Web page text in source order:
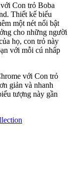
Con trỏ Boba
Thiết kế biểu
một nét nổi bật
cho những người
họ, con trỏ này
với mỗi cú nhấp
với Con trỏ
giản và nhanh
tượng này gần